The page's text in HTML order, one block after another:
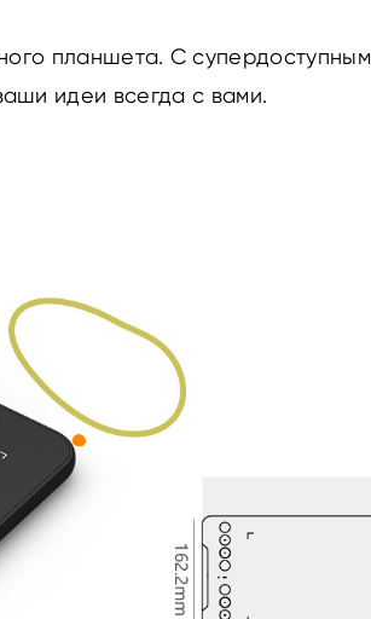
планшета. С супердоступным
идеи всегда с вами.